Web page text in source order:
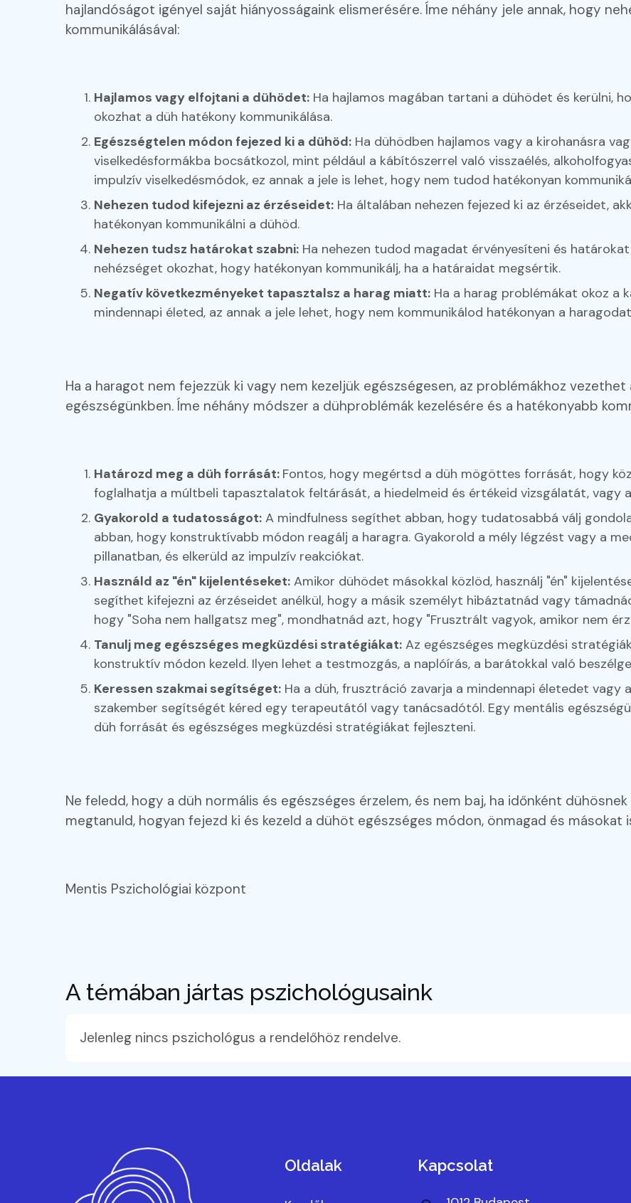
hajlandóságot igényel saját hiányosságaink elismerésére. Íme néhány jele annak, hogy
kommunikálásával:
Hajlamos vagy elfojtani a dühödet: Ha hajlamos magában tartani a dühödet és kerülni,
okozhat a düh hatékony kommunikálása.
Egészségtelen módon fejezed ki a dühöd: Ha dühödben hajlamos vagy a kirohanásra
viselkedésformákba bocsátkozol, mint például a kábítószerrel való visszaélés,
impulzív viselkedésmódok, ez annak a jele is lehet, hogy nem tudod hatékonyan
Nehezen tudod kifejezni az érzéseidet: Ha általában nehezen fejezed ki az érzéseidet,
hatékonyan kommunikálni a dühöd.
Nehezen tudsz határokat szabni: Ha nehezen tudod magadat érvényesíteni és
nehézséget okozhat, hogy hatékonyan kommunikálj, ha a határaidat megsértik.
Negatív következményeket tapasztalsz a harag miatt: Ha a harag problémákat okoz a
mindennapi életed, az annak a jele lehet, hogy nem kommunikálod hatékonyan a
Ha a haragot nem fejezzük ki vagy nem kezeljük egészségesen, az problémákhoz
egészségünkben. Íme néhány módszer a dühproblémák kezelésére és a hatékonyabb
Határozd meg a düh forrását: Fontos, hogy megértsd a düh mögöttes forrását, hogy
foglalhatja a múltbeli tapasztalatok feltárását, a hiedelmeid és értékeid vizsgálatát, vagy
Gyakorold a tudatosságot: A mindfulness segíthet abban, hogy tudatosabbá válj
abban, hogy konstruktívabb módon reagálj a haragra. Gyakorold a mély légzést vagy a
pillanatban, és elkerüld az impulzív reakciókat.
Használd az "én" kijelentéseket: Amikor dühödet másokkal közlöd, használj "én"
segíthet kifejezni az érzéseidet anélkül, hogy a másik személyt hibáztatnád vagy
hogy "Soha nem hallgatsz meg", mondhatnád azt, hogy "Frusztrált vagyok, amikor nem
Tanulj meg egészséges megküzdési stratégiákat: Az egészséges megküzdési
konstruktív módon kezeld. Ilyen lehet a testmozgás, a naplóírás, a barátokkal való
Keressen szakmai segítséget: Ha a düh, frusztráció zavarja a mindennapi életedet
szakember segítségét kéred egy terapeutától vagy tanácsadótól. Egy mentális
düh forrását és egészséges megküzdési stratégiákat fejleszteni.
Ne feledd, hogy a düh normális és egészséges érzelem, és nem baj, ha időnként
megtanuld, hogyan fejezd ki és kezeld a dühöt egészséges módon, önmagad és
Mentis Pszichológiai központ
A témában jártas pszichológusaink
Jelenleg nincs pszichológus a rendelőhöz rendelve.
Oldalak Kapcsolat